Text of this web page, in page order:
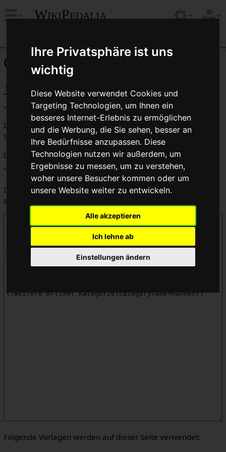
Ihre Privatsphäre ist uns
wichtig
Diese Website verwendet Cookies und
Targeting Technologien, um Ihnen ein
besseres Internet-Erlebnis zu ermöglichen
und die Werbung, die Sie sehen, besser an
Ihre Bedürfnisse anzupassen. Diese
Technologien nutzen wir außerdem, um
Ergebnisse zu messen, um zu verstehen,
woher unsere Besucher kommen oder um
unsere Website weiter zu entwickeln.
Alle akzeptieren
Ich lehne ab
Einstellungen ändern
WikiPedalia
Quelltext der Seite Wasserrohr
← Wasserrohr
Du bist aus dem folgenden Grund nicht berechtigt, diese
Seite zu bearbeiten:
Diese Aktion ist auf Benutzer beschränkt, die der Gruppe
„ Benutzer“ angehören.
Du kannst den Quelltext dieser Seite betrachten und
kopieren.
Folgende Vorlagen werden auf dieser Seite verwendet: